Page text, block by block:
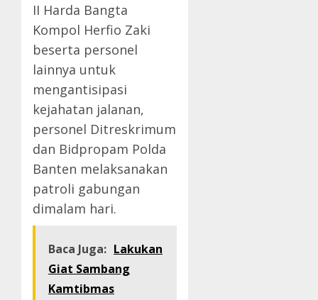
II Harda Bangta
Kompol Herfio Zaki
beserta personel
lainnya untuk
mengantisipasi
kejahatan jalanan,
personel Ditreskrimum
dan Bidpropam Polda
Banten melaksanakan
patroli gabungan
dimalam hari.
Baca Juga: Lakukan
Giat Sambang
Kamtibmas